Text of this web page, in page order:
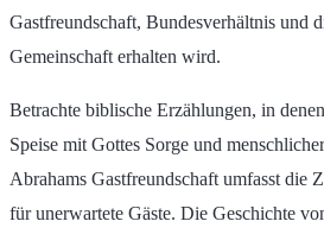
Gastfreundschaft, Bundesverhältnis und
Gemeinschaft erhalten wird.
Betrachte biblische Erzählungen, in
Speise mit Gottes Sorge und
Abrahams Gastfreundschaft umfasst die
für unerwartete Gäste. Die Geschichte